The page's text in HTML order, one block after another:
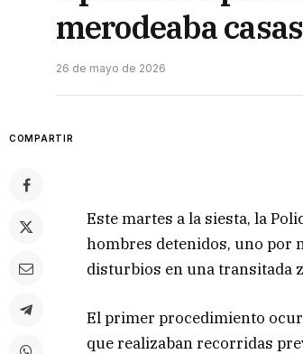
merodeaba
26 de mayo de 2026
COMPARTIR
Este martes a la siesta, la
hombres detenidos, uno por
disturbios en una transitada
El primer procedimiento
que realizaban recorridas